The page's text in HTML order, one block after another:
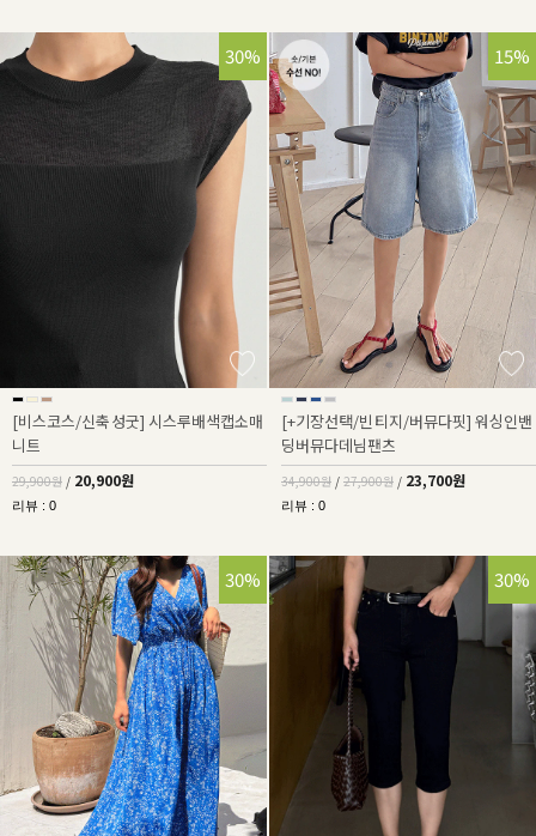
30%
[비스코스/신축성굿] 시스루배색캡소매
니트
29,900원 / 20,900원
리뷰 : 0
32%
15%
[+기장선택/빈티지/버뮤다핏] 워싱인밴
딩버뮤다데님팬츠
34,900원 / 27,900원 / 23,700원
리뷰 : 0
30% 30%